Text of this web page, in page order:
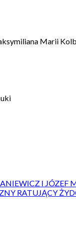
Marii
I JÓZEF
RATUJĄCY